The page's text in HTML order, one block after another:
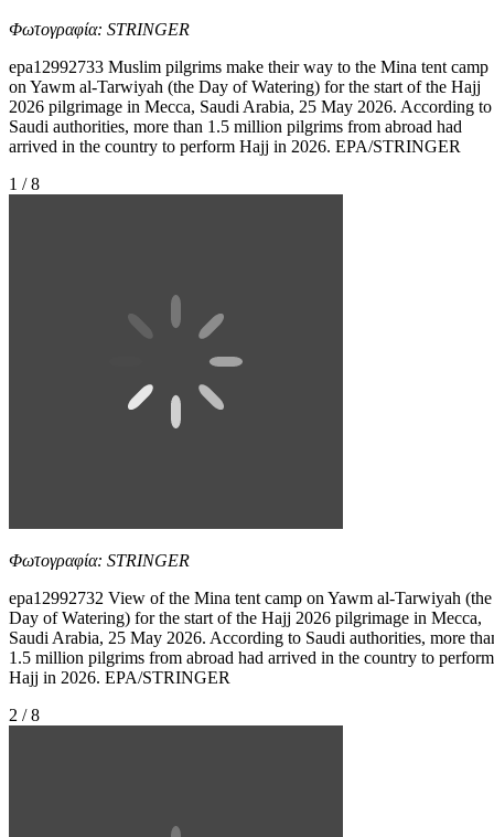
Φωτογραφία: STRINGER
epa12992733 Muslim pilgrims make their way to the Mina tent camp
on Yawm al-Tarwiyah (the Day of Watering) for the start of the Hajj
2026 pilgrimage in Mecca, Saudi Arabia, 25 May 2026. According to
Saudi authorities, more than 1.5 million pilgrims from abroad had
arrived in the country to perform Hajj in 2026. EPA/STRINGER
1 / 8
Φωτογραφία: STRINGER
epa12992732 View of the Mina tent camp on Yawm al-Tarwiyah (the
Day of Watering) for the start of the Hajj 2026 pilgrimage in Mecca,
Saudi Arabia, 25 May 2026. According to Saudi authorities, more
1.5 million pilgrims from abroad had arrived in the country to perform
Hajj in 2026. EPA/STRINGER
2 / 8